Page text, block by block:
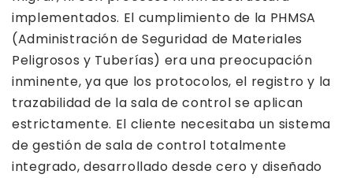
implementados. El cumplimiento de la PHMSA
(Administración de Seguridad de Materiales
Peligrosos y Tuberías) era una preocupación
inminente, ya que los protocolos, el registro y la
trazabilidad de la sala de control se aplican
estrictamente. El cliente necesitaba un sistema
de gestión de sala de control totalmente
integrado, desarrollado desde cero y diseñado